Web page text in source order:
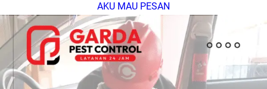
AKU MAU PESAN